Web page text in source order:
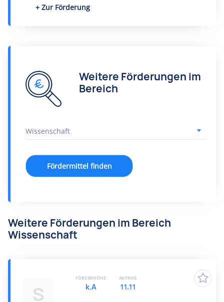
Zur Förderung
Weitere Förderungen im
Bereich
Fördermittel finden
Weitere Förderungen im Bereich
Wissenschaft
S
FÖRDERHÖHE
k.A
ANTRAG
11.11